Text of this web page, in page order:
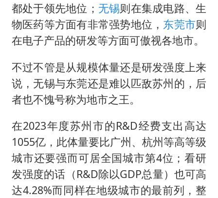
都处于领先地位； 无锡则在集成电路、生
物医药等方面有非常强势地位， 东莞市则
在电子产品的研发等方面可傲视各地市。
不过不管是从规模体量还是研发强度上来
说，无锡与东莞还是难以匹敌苏州的，后
者也不愧号称为地市之王。
在2023年度苏州市的R&D经费支出高达
1055亿，此体量要比广州、杭州等高等级
城市还要强而可居全国城市第4位；看研
发强度的话（R&D除以GDP总量）也可高
达4.28%而同样在地级城市的最前列，整